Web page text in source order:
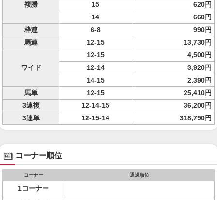
複勝
15
620円
14
660円
枠連
6-8
990円
馬連
12-15 13,730円
ワイド
12-15
4,500円
12-14
3,920円
14-15
2,390円
馬単
12-15
25,410円
3連複
12-14-15
36,200円
3連単
12-15-14 318,790円
コーナー順位
コーナー 通過順位
1コーナー